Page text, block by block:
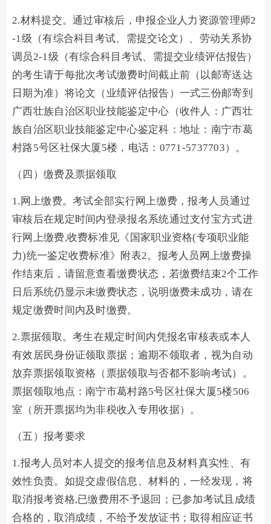
2.材料提交。通过审核后，申报企业人力资源管理师2
-1级（有综合科目考试、需提交论文）、劳动关系协
调员2-1级（有综合科目考试、需提交业绩评估报告）
的考生请于每批次考试缴费时间截止前（以邮寄送达
日期为准）将论文（业绩评估报告）一式三份邮寄到
广西壮族自治区职业技能鉴定中心（收件人：广西壮
族自治区职业技能鉴定中心鉴定科：地址：南宁市葛
村路5号区社保大厦5楼，电话：0771-5737703）。
（四）缴费及票据领取
1.网上缴费。考试全部实行网上缴费，报考人员通过
审核后在规定时间内登录报名系统通过支付宝方式进
行网上缴费,收费标准见《国家职业资格(专项职业能
力)统一鉴定收费标准》附表2。报考人员网上缴费操
作结束后，请留意查看缴费状态，若缴费结束2个工作
日后系统仍显示未缴费状态，说明缴费未成功，请在
规定缴费时间内及时缴费。
2.票据领取。考生在规定时间内凭报名审核表或本人
有效居民身份证领取票据；逾期不领取者，视为自动
放弃票据领取资格（票据领取与否都不影响考试）。
票据领取地点：南宁市葛村路5号区社保大厦5楼506
室（所开票据均为非税收入专用收据）。
（五）报考要求
1.报考人员对本人提交的报考信息及材料真实性、有
效性负责。如提交虚假信息、材料的，一经发现，将
取消报考资格,已缴费用不予退回；已参加考试且成绩
合格的，取消成绩，不给予发放证书；取得相应证书